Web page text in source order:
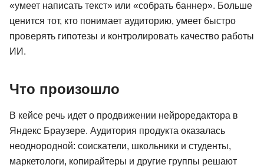
«умеет написать текст» или «собрать баннер». Больше
ценится тот, кто понимает аудиторию, умеет быстро
проверять гипотезы и контролировать качество работы
ИИ.
Что произошло
В кейсе речь идет о продвижении нейроредактора в
Яндекс Браузере. Аудитория продукта оказалась
неоднородной: соискатели, школьники и студенты,
маркетологи, копирайтеры и другие группы решают